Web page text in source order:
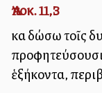
Ἀποκ. 11,3
καὶ δώσω τοῖς
ἑξήκοντα,